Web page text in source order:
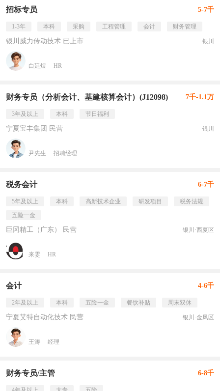
招标专员 5-7千
1-3年 本科 采购 工程管理 会计 财务管理
银川威力传动技术 已上市 银川
白廷煜 HR
财务专员（分析会计、基建核算会计）(J12098) 7千-1.1万
3年及以上 本科 节日福利
宁夏宝丰集团 民营 银川
尹先生 招聘经理
税务会计 6-7千
5年及以上 本科 高新技术企业 研发项目
税务法规
五险一金
巨冈精工（广东） 民营 银川·西夏区
来雯 HR
会计 4-6千
2年及以上 本科 五险一金 餐饮补贴 周末双休
宁夏艾特自动化技术 民营 银川·金凤区
王涛 经理
财务专员/主管 6-8千